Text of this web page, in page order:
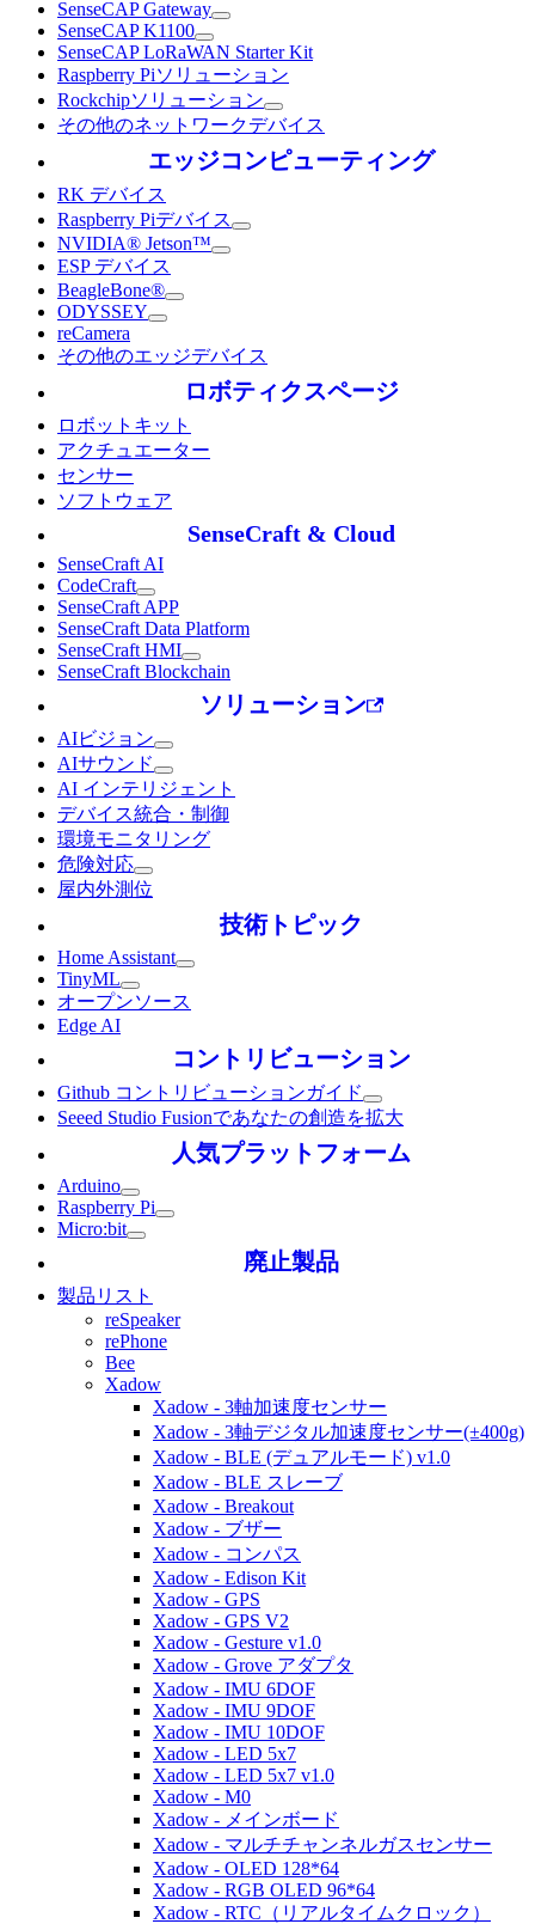
SenseCAP Gateway
SenseCAP K1100
SenseCAP LoRaWAN Starter Kit
Raspberry Piソリューション
Rockchipソリューション
その他のネットワークデバイス
エッジコンピューティング
RK デバイス
Raspberry Piデバイス
NVIDIA® Jetson™
ESP デバイス
BeagleBone®
ODYSSEY
reCamera
その他のエッジデバイス
ロボティクスページ
ロボットキット
アクチュエーター
センサー
ソフトウェア
SenseCraft & Cloud
SenseCraft AI
CodeCraft
SenseCraft APP
SenseCraft Data Platform
SenseCraft HMI
SenseCraft Blockchain
ソリューション
AIビジョン
AIサウンド
AI インテリジェント
デバイス統合・制御
環境モニタリング
危険対応
屋内外測位
技術トピック
Home Assistant
TinyML
オープンソース
Edge AI
コントリビューション
Github コントリビューションガイド
Seeed Studio Fusionであなたの創造を拡大
人気プラットフォーム
Arduino
Raspberry Pi
Micro:bit
廃止製品
製品リスト
reSpeaker
rePhone
Bee
Xadow
Xadow - 3軸加速度センサー
Xadow - 3軸デジタル加速度センサー(±400g)
Xadow - BLE (デュアルモード) v1.0
Xadow - BLE スレーブ
Xadow - Breakout
Xadow - ブザー
Xadow - コンパス
Xadow - Edison Kit
Xadow - GPS
Xadow - GPS V2
Xadow - Gesture v1.0
Xadow - Grove アダプタ
Xadow - IMU 6DOF
Xadow - IMU 9DOF
Xadow - IMU 10DOF
Xadow - LED 5x7
Xadow - LED 5x7 v1.0
Xadow - M0
Xadow - メインボード
Xadow - マルチチャンネルガスセンサー
Xadow - OLED 128*64
Xadow - RGB OLED 96*64
Xadow - RTC（リアルタイムクロック）